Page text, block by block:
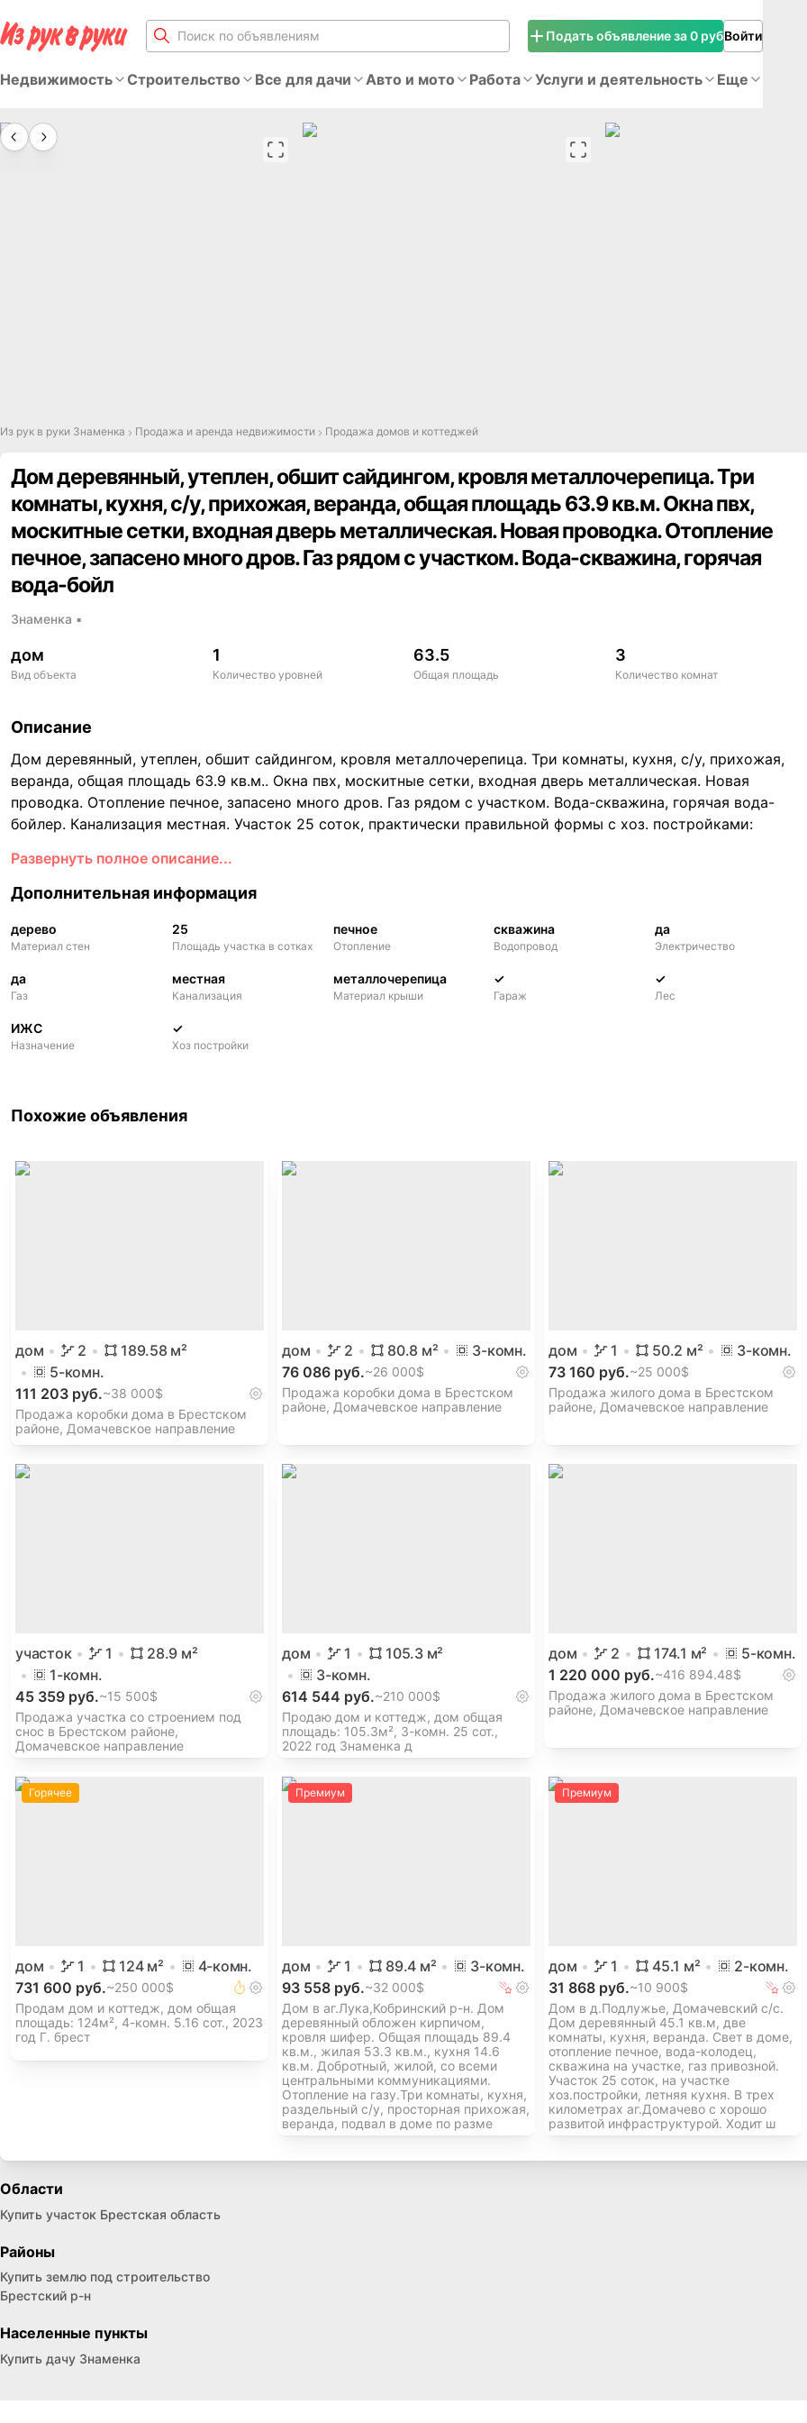
Подать объявление за 0 рубВойти
Недвижимость Строительство Все для дачи Авто и мото Работа Услуги и деятельность Еще
Из рук в руки Знаменка Продажа и аренда недвижимости Продажа домов и коттеджей
Дом деревянный, утеплен, обшит сайдингом, кровля металлочерепица. Три
комнаты, кухня, с/у, прихожая, веранда, общая площадь 63.9 кв.м. Окна пвх,
москитные сетки, входная дверь металлическая. Новая проводка. Отопление
печное, запасено много дров. Газ рядом с участком. Вода-скважина, горячая
вода-бойл
Знаменка ▪
дом
Вид объекта
1
Количество уровней
63.5
Общая площадь
3
Количество комнат
Описание
Развернуть полное описание...
Дом деревянный, утеплен, обшит сайдингом, кровля металлочерепица. Три комнаты, кухня, с/у, прихожая,
веранда, общая площадь 63.9 кв.м.. Окна пвх, москитные сетки, входная дверь металлическая. Новая
проводка. Отопление печное, запасено много дров. Газ рядом с участком. Вода-скважина, горячая вода-
бойлер. Канализация местная. Участок 25 соток, практически правильной формы с хоз. постройками:
Дополнительная информация
дерево
Материал стен
25
Площадь участка в сотках
печное
Отопление
скважина
Водопровод
да
Электричество
да
Газ
местная
Канализация
металлочерепица
Материал крыши
✓
Гараж
✓
Лес
ИЖС
Назначение
✓
Хоз постройки
Похожие объявления
дом 2 189.58 м²
5-комн.
111 203 руб.~38 000$
Продажа коробки дома в Брестском
районе, Домачевское направление
дом 2 80.8 м² 3-комн.
76 086 руб.~26 000$
Продажа коробки дома в Брестском
районе, Домачевское направление
дом 1 50.2 м² 3-комн.
73 160 руб.~25 000$
Продажа жилого дома в Брестском
районе, Домачевское направление
участок 1 28.9 м²
1-комн.
45 359 руб.~15 500$
Продажа участка со строением под
снос в Брестском районе,
Домачевское направление
дом 1 105.3м²
3-комн.
614 544 руб.~210 000$
Продаю дом и коттедж, дом общая
площадь: 105.3м², 3-комн. 25 сот.,
2022 год Знаменка д
дом 2 174.1 м² 5-комн.
1 220 000 руб.~416 894.48$
Продажа жилого дома в Брестском
районе, Домачевское направление
Горячее
дом 1 124м² 4-комн.
731 600 руб.~250 000$
Продам дом и коттедж, дом общая
площадь: 124м², 4-комн. 5.16 сот., 2023
год Г. брест
Премиум
дом 1 89.4 м² 3-комн.
93 558 руб.~32 000$
Дом в аг.Лука,Кобринский р-н. Дом
деревянный обложен кирпичом,
кровля шифер. Общая площадь 89.4
кв.м., жилая 53.3 кв.м., кухня 14.6
кв.м. Добротный, жилой, со всеми
центральными коммуникациями.
Отопление на газу.Три комнаты, кухня,
раздельный с/у, просторная прихожая,
веранда, подвал в доме по разме
Премиум
дом 1 45.1 м² 2-комн.
31 868 руб.~10 900$
Дом в д.Подлужье, Домачевский с/с.
Дом деревянный 45.1 кв.м, две
комнаты, кухня, веранда. Свет в доме,
отопление печное, вода-колодец,
скважина на участке, газ привозной.
Участок 25 соток, на участке
хоз.постройки, летняя кухня. В трех
километрах аг.Домачево с хорошо
развитой инфраструктурой. Ходит ш
Области
Купить участок Брестская область
Районы
Купить землю под строительство
Брестский р-н
Населенные пункты
Купить дачу Знаменка